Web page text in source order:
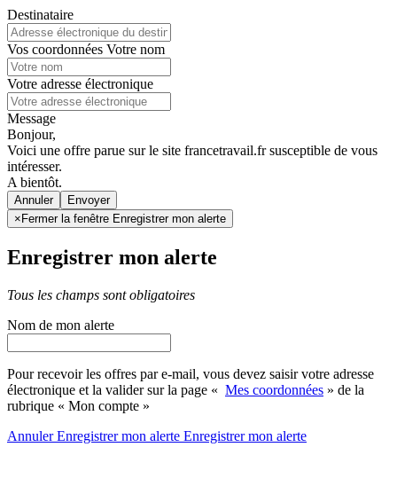
Destinataire
Vos coordonnées Votre nom
Votre adresse électronique
Message
Bonjour,
Voici une offre parue sur le site francetravail.fr susceptible de vous
intéresser.
A bientôt.
Annuler
× Fermer la fenêtre Enregistrer mon alerte
Enregistrer mon alerte
Tous les champs sont obligatoires
Nom de mon alerte
Pour recevoir les offres par e-mail, vous devez saisir votre adresse
électronique et la valider sur la page « Mes coordonnées » de la
rubrique « Mon compte »
AnnulerEnregistrer mon alerte Enregistrermon alerte